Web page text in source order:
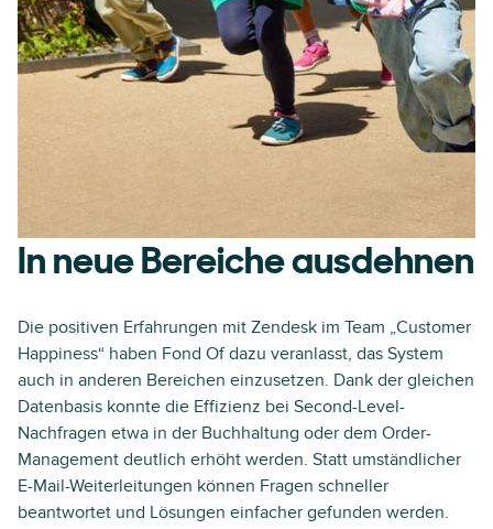
In neue Bereiche ausdehnen
Die positiven Erfahrungen mit Zendesk im Team „Customer
Happiness“ haben Fond Of dazu veranlasst, das System
auch in anderen Bereichen einzusetzen. Dank der gleichen
Datenbasis konnte die Effizienz bei Second-Level-
Nachfragen etwa in der Buchhaltung oder dem Order-
Management deutlich erhöht werden. Statt umständlicher
E-Mail-Weiterleitungen können Fragen schneller
beantwortet und Lösungen einfacher gefunden werden.